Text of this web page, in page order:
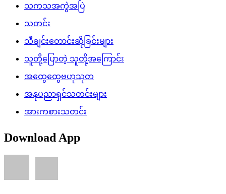
သကသအကွဲအပြဲ
သတင်း
သီချင်းတောင်းဆိုခြင်းများ
သူတို့ပြောတဲ့ သူတို့အကြောင်း
အထွေထွေဗဟုသုတ
အနုပညာရှင်သတင်းများ
အားကစားသတင်း
Download App